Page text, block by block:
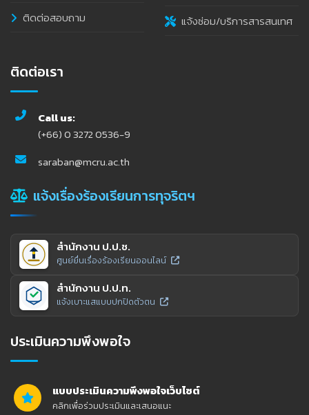
ติดต่อสอบถาม
แจ้งซ่อม/บริการสารสนเทศ
ติดต่อเรา
Call us:
(+66) 0 3272 0536-9
saraban@mcru.ac.th
แจ้งเรื่องร้องเรียนการทุจริตฯ
สำนักงาน ป.ป.ช.
ศูนย์ยื่นเรื่องร้องเรียนออนไลน์
สำนักงาน ป.ป.ท.
แจ้งเบาะแสแบบปกปิดตัวตน
ประเมินความพึงพอใจ
แบบประเมินความพึงพอใจเว็บไซต์
คลิกเพื่อร่วมประเมินและเสนอแนะ